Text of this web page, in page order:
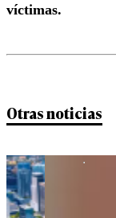
víctimas.
Otras noticias